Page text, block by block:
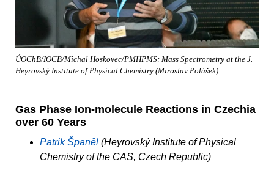
ÚOChB/IOCB/Michal Hoskovec/PMHPMS: Mass Spectrometry at the J.
Heyrovský Institute of Physical Chemistry (Miroslav Polášek)
Gas Phase Ion-molecule Reactions in Czechia
over 60 Years
Patrik Španěl (Heyrovský Institute of Physical
Chemistry of the CAS, Czech Republic)